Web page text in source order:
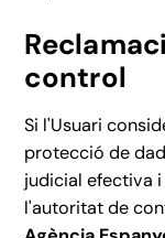
control
Si l'Usuari
protecció de
judicial efectiva
l'autoritat de